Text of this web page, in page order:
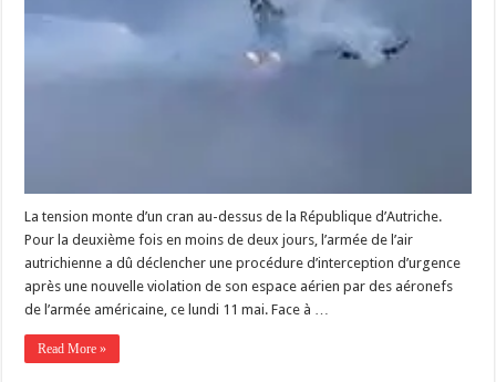
La tension monte d’un cran au-dessus de la République d’Autriche.
Pour la deuxième fois en moins de deux jours, l’armée de l’air
autrichienne a dû déclencher une procédure d’interception d’urgence
après une nouvelle violation de son espace aérien par des aéronefs
de l’armée américaine, ce lundi 11 mai. Face à …
Read More »